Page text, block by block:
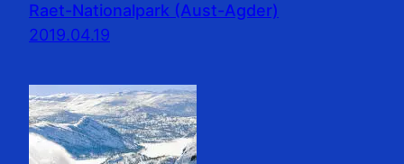
Raet-Nationalpark (Aust-Agder)
2019.04.19